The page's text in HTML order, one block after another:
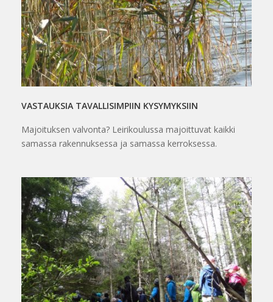
VASTAUKSIA TAVALLISIMPIIN KYSYMYKSIIN
Majoituksen valvonta? Leirikoulussa majoittuvat kaikki
samassa rakennuksessa ja samassa kerroksessa.